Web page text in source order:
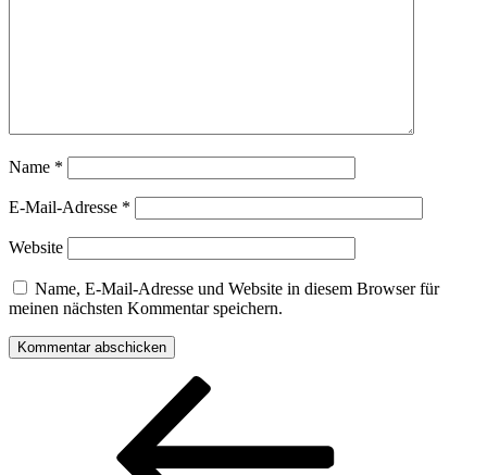
Name *
E-Mail-Adresse *
Website
Name, E-Mail-Adresse und Website in diesem Browser für
meinen nächsten Kommentar speichern.
Beitragsnavigation